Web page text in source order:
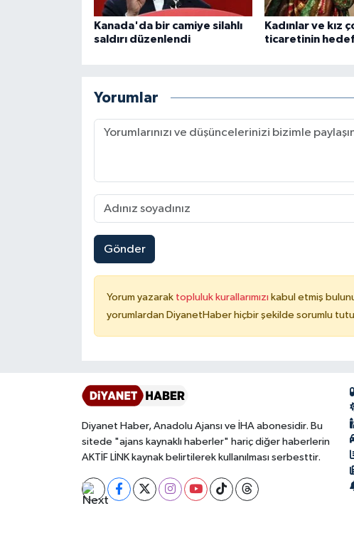
Kanada'da bir camiye silahlı
saldırı düzenlendi
Kadınlar ve kız
ticaretinin
Yorumlar
Gönder
Yorum yazarak topluluk kurallarımızı kabul etmiş
yorumlardan DiyanetHaber hiçbir şekilde sorumlu
Diyanet Haber, Anadolu Ajansı ve İHA abonesidir. Bu
sitede "ajans kaynaklı haberler" hariç diğer haberlerin
AKTİF LİNK kaynak belirtilerek kullanılması serbesttir.
Kayseri Müftülüğü
Kırıkkale Müftülüğü
Kırklareli Müftülüğü
Kocaeli Müftülüğü
Konya Müftülüğü
Malatya Müftülüğü
Mardin Müftülüğü
Mersin Müftülüğü
Muş Müftülüğü